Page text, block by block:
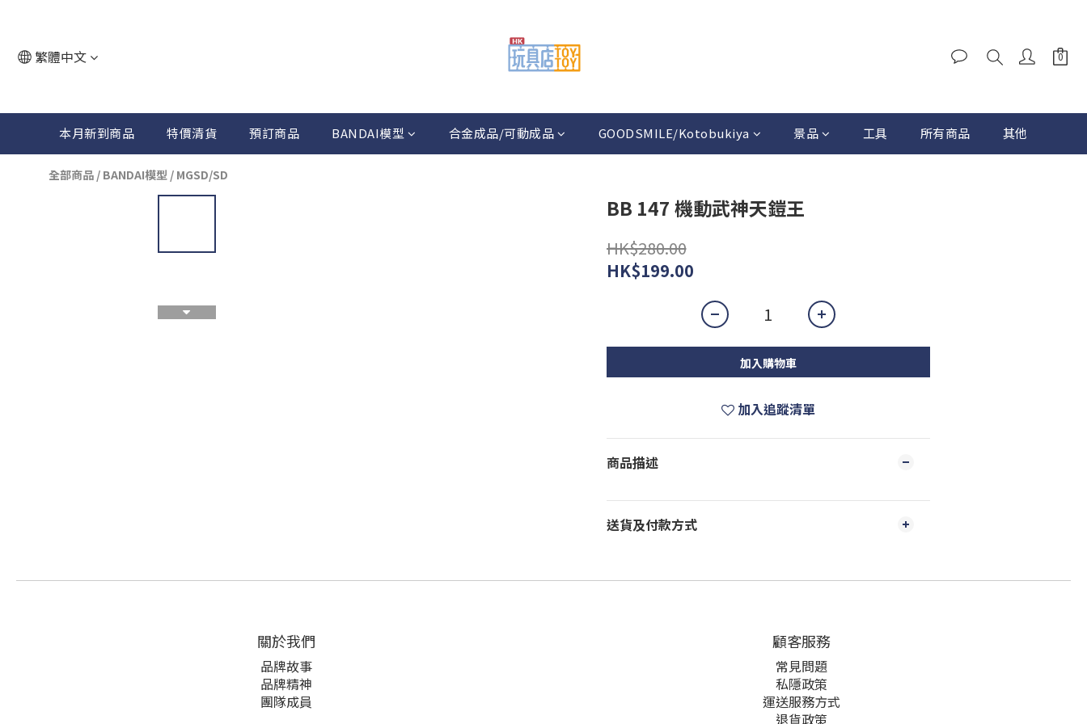
繁體中文
本月新到商品 特價清貨 預訂商品 BANDAI模型 合金成品/可動成品 GOODSMILE/Kotobukiya 景品 工具 所有商品 其他
全部商品 / BANDAI模型 / MGSD/SD
BB 147 機動武神天鎧王
HK$280.00
HK$199.00
加入購物車
加入追蹤清單
商品描述
送貨及付款方式
關於我們
品牌故事
品牌精神
團隊成員
顧客服務
常見問題
私隱政策
運送服務方式
退貨政策